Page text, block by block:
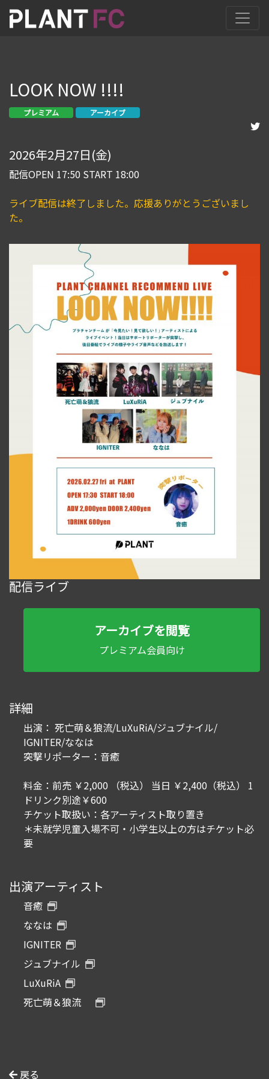
LOOK NOW !!!!
プレミアム アーカイブ
2026年2月27日(金)
配信OPEN 17:50 START 18:00
ライブ配信は終了しました。応援ありがとうございまし
た。
配信ライブ
アーカイブを閲覧
プレミアム会員向け
詳細
出演： 死亡萌＆狼流/LuXuRiA/ジュブナイル/
IGNITER/ななは
突撃リポーター：音癒
料金：前売 ￥2,000 （税込） 当日 ￥2,400（税込） 1
ドリンク別途￥600
チケット取扱い：各アーティスト取り置き
＊未就学児童入場不可・小学生以上の方はチケット必
要
出演アーティスト
音癒
ななは
IGNITER
ジュブナイル
LuXuRiA
死亡萌＆狼流
戻る